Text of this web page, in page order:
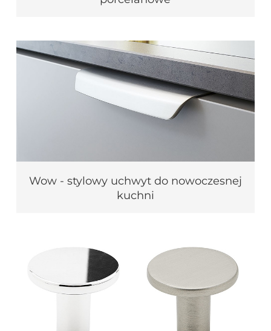
Wow - stylowy uchwyt do nowoczesnej
kuchni